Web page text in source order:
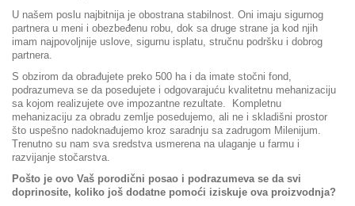
U našem poslu najbitnija je obostrana stabilnost. Oni imaju sigurnog
partnera u meni i obezbeđenu robu, dok sa druge strane ja kod njih
imam najpovoljnije uslove, sigurnu isplatu, stručnu podršku i dobrog
partnera.
S obzirom da obrađujete preko 500 ha i da imate stočni fond,
podrazumeva se da posedujete i odgovarajuću kvalitetnu mehanizaciju
sa kojom realizujete ove impozantne rezultate. Kompletnu
mehanizaciju za obradu zemlje posedujemo, ali ne i skladišni prostor
što uspešno nadoknađujemo kroz saradnju sa zadrugom Milenijum.
Trenutno su nam sva sredstva usmerena na ulaganje u farmu i
razvijanje stočarstva.
Pošto je ovo Vaš porodični posao i podrazumeva se da svi
doprinosite, koliko još dodatne pomoći iziskuje ova proizvodnja?